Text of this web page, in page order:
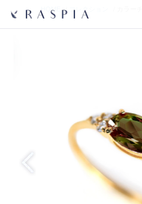
HOME コレクション カラ